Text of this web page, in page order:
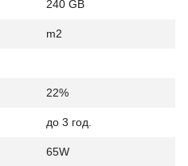
240 GB
m2
22%
до 3 год.
65W